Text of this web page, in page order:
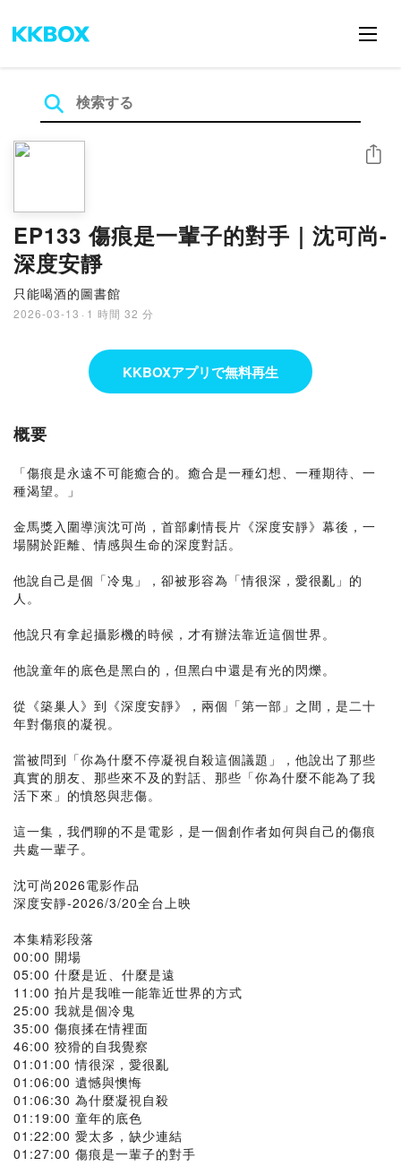
EP133 傷痕是一輩子的對手｜沈可尚-
深度安靜
只能喝酒的圖書館
2026-03-13 · 1 時間 32 分
シェア
KKBOXアプリで無料再生
概要
「傷痕是永遠不可能癒合的。癒合是一種幻想、一種期待、一
種渴望。」
金馬獎入圍導演沈可尚，首部劇情長片《深度安靜》幕後，一
場關於距離、情感與生命的深度對話。
他說自己是個「冷鬼」，卻被形容為「情很深，愛很亂」的
人。
他說只有拿起攝影機的時候，才有辦法靠近這個世界。
他說童年的底色是黑白的，但黑白中還是有光的閃爍。
從《築巢人》到《深度安靜》，兩個「第一部」之間，是二十
年對傷痕的凝視。
當被問到「你為什麼不停凝視自殺這個議題」，他說出了那些
真實的朋友、那些來不及的對話、那些「你為什麼不能為了我
活下來」的憤怒與悲傷。
這一集，我們聊的不是電影，是一個創作者如何與自己的傷痕
共處一輩子。
沈可尚2026電影作品
深度安靜-2026/3/20全台上映
本集精彩段落
00:00 開場
05:00 什麼是近、什麼是遠
11:00 拍片是我唯一能靠近世界的方式
25:00 我就是個冷鬼
35:00 傷痕揉在情裡面
46:00 狡猾的自我覺察
01:01:00 情很深，愛很亂
01:06:00 遺憾與懊悔
01:06:30 為什麼凝視自殺
01:19:00 童年的底色
01:22:00 愛太多，缺少連結
01:27:00 傷痕是一輩子的對手